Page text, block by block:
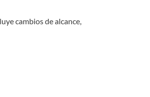
cambios de alcance,